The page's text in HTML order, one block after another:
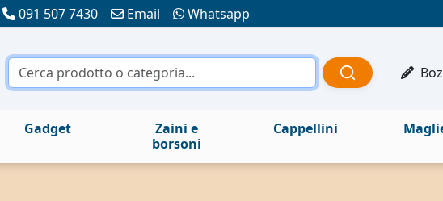
091 507 7430 Email Whatsapp
Gadget
Zaini e
borsoni
Cappellini